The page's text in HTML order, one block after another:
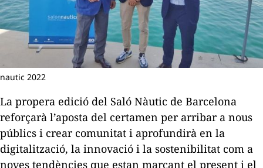
nautic 2022
La propera edició del Saló Nàutic de Barcelona
reforçarà l’aposta del certamen per arribar a nous
públics i crear comunitat i aprofundirà en la
digitalització, la innovació i la sostenibilitat com a
noves tendències que estan marcant el present i el